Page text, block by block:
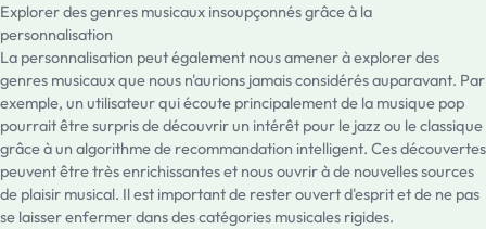
Explorer des genres musicaux insoupçonnés grâce à la
personnalisation
La personnalisation peut également nous amener à explorer des
genres musicaux que nous n'aurions jamais considérés auparavant. Par
exemple, un utilisateur qui écoute principalement de la musique pop
pourrait être surpris de découvrir un intérêt pour le jazz ou le classique
grâce à un algorithme de recommandation intelligent. Ces découvertes
peuvent être très enrichissantes et nous ouvrir à de nouvelles sources
de plaisir musical. Il est important de rester ouvert d'esprit et de ne pas
se laisser enfermer dans des catégories musicales rigides.